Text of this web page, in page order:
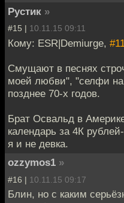
Рустик »
#15 | 10.11.15 09:11
Кому: ESR|Demiurge,
Смущают в песнях
моей любви", "селфи
позднее 70-х годов.
Брат Освальд в
календарь за 4К
я и не девка.
ozzymos1 »
#16 | 10.11.15 09:17
Блин, но с каким